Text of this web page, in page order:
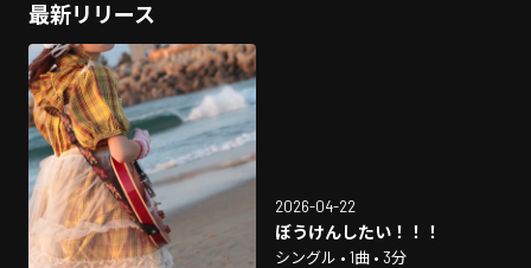
最新リリース
2026-04-22
ぼうけんしたい！！！
シングル • 1曲 • 3分